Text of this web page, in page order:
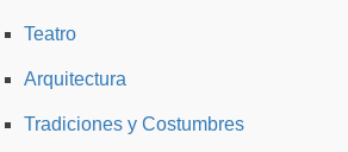
Teatro
Arquitectura
Tradiciones y Costumbres